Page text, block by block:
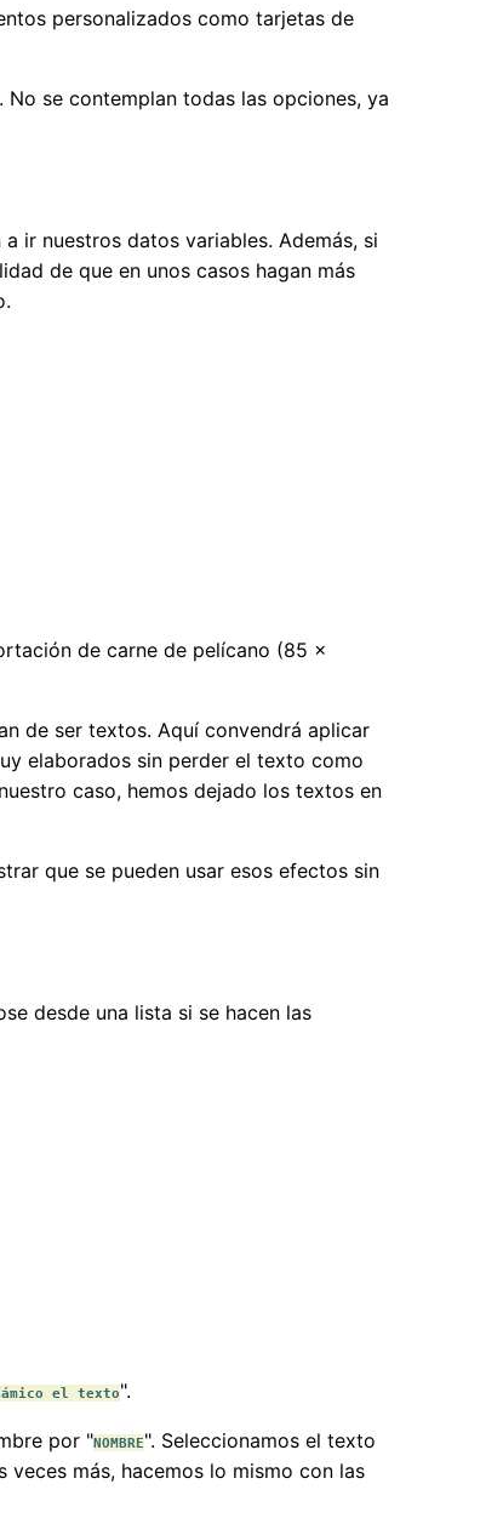
personalizados como tarjetas de
se contemplan todas las opciones, ya
ir nuestros datos variables. Además, si
de que en unos casos hagan más
de carne de pelícano (85 ×
de ser textos. Aquí convendrá aplicar
elaborados sin perder el texto como
caso, hemos dejado los textos en
que se pueden usar esos efectos sin
desde una lista si se hacen las
el texto".
por "NOMBRE". Seleccionamos el texto
veces más, hacemos lo mismo con las